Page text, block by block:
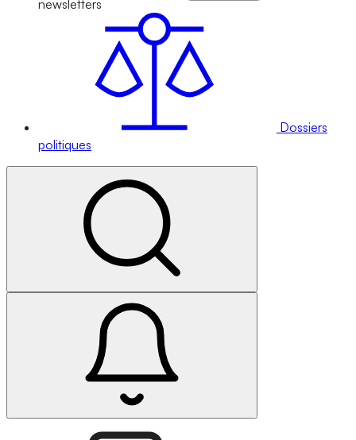
newsletters
Dossiers
politiques